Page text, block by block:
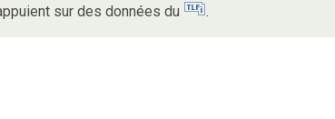
sur des données du
.